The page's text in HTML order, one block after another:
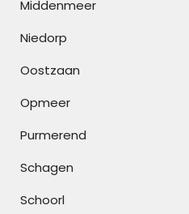
Middenmeer
Niedorp
Oostzaan
Opmeer
Purmerend
Schagen
Schoorl